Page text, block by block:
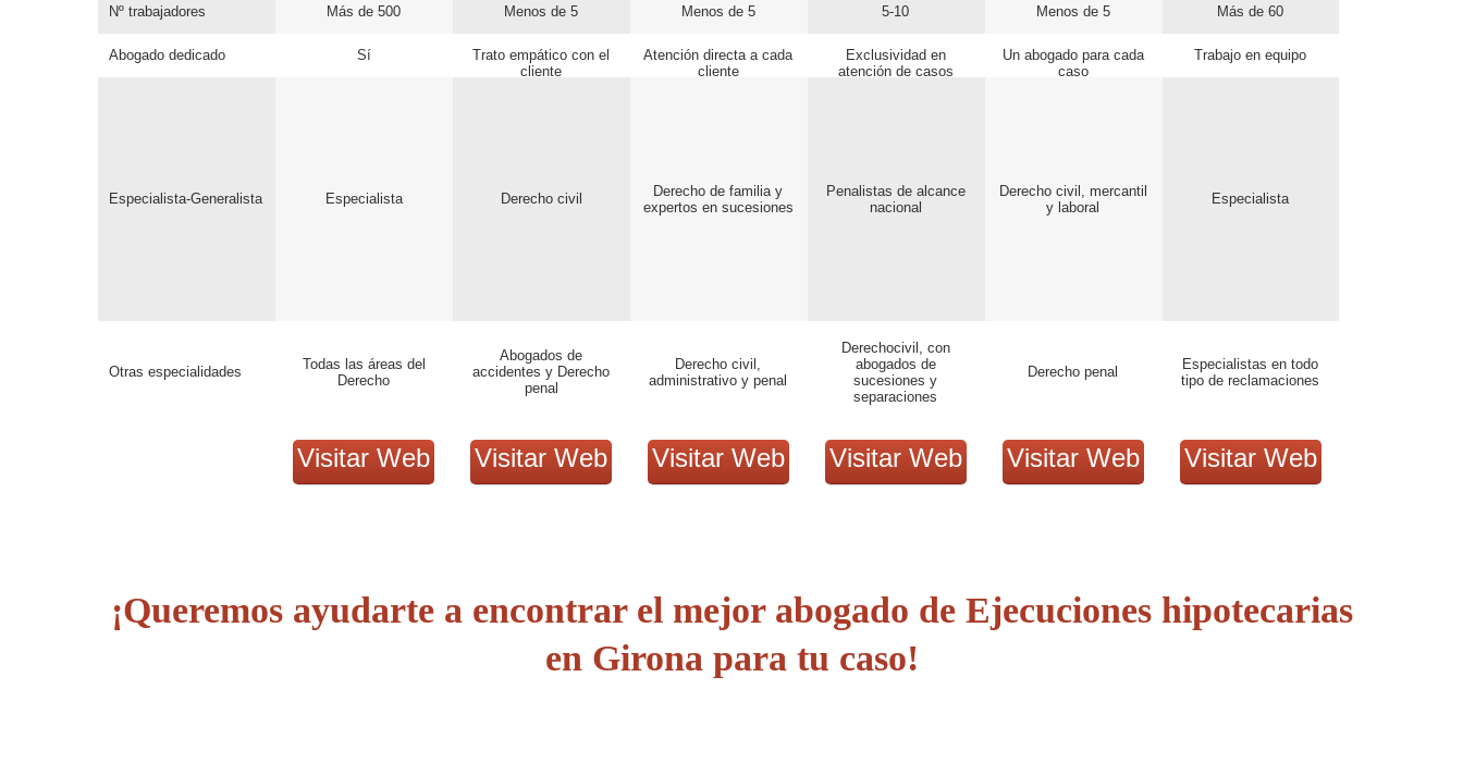
Nº trabajadores
Abogado dedicado
Especialista-Generalista
Otras especialidades
Más de 500
Sí
Especialista
Todas las áreas del
Derecho
Visitar Web
Menos de 5
Trato empático con el
cliente
Derecho civil
Abogados de
accidentes y Derecho
penal
Visitar Web
Menos de 5
Atención directa a cada
cliente
Derecho de familia y
expertos en sucesiones
Derecho civil,
administrativo y penal
Visitar Web
5-10
Exclusividad en
atención de casos
Penalistas de alcance
nacional
Derechocivil, con
abogados de
sucesiones y
separaciones
Visitar Web
Menos de 5
Un abogado para cada
caso
Derecho civil, mercantil
y laboral
Derecho penal
Visitar Web
Más de 60
Trabajo en equipo
Especialista
Especialistas en todo
tipo de reclamaciones
Visitar Web
¡Queremos ayudarte a encontrar el mejor abogado de Ejecuciones hipotecarias
en Girona para tu caso!